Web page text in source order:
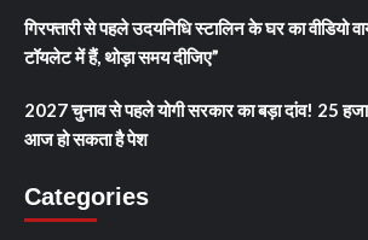
गिरफ्तारी से पहले उदयनिधि स्टालिन के घर का वीडियो
टॉयलेट में हैं, थोड़ा समय दीजिए”
2027 चुनाव से पहले योगी सरकार का बड़ा दांव! 25
आज हो सकता है पेश
Categories